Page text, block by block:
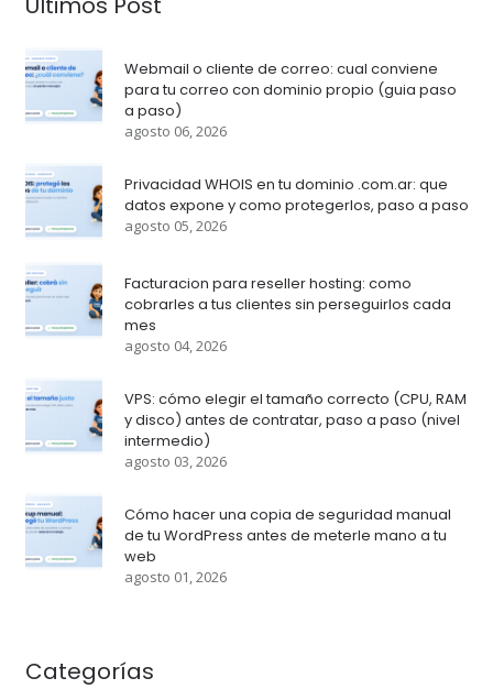
Webmail o cliente de correo: cual conviene
para tu correo con dominio propio (guia paso
a paso)
agosto 06, 2026
Privacidad WHOIS en tu dominio .com.ar: que
datos expone y como protegerlos, paso a paso
agosto 05, 2026
Facturacion para reseller hosting: como
cobrarles a tus clientes sin perseguirlos cada
mes
agosto 04, 2026
VPS: cómo elegir el tamaño correcto (CPU, RAM
y disco) antes de contratar, paso a paso (nivel
intermedio)
agosto 03, 2026
Cómo hacer una copia de seguridad manual
de tu WordPress antes de meterle mano a tu
web
agosto 01, 2026
Categorías